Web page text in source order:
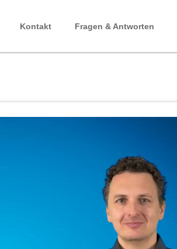
Kontakt Fragen & Antworten